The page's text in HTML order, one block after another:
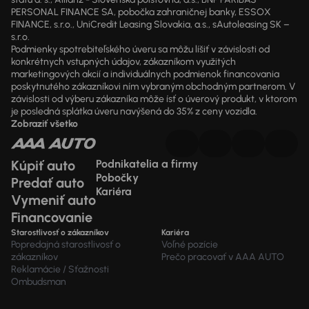
PERSONAL FINANCE SA, pobočka zahraničnej banky, ESSOX
FINANCE, s.r.o., UniCredit Leasing Slovakia, a.s., sAutoleasing SK –
s.r.o.
Podmienky spotrebiteľského úveru sa môžu líšiť v závislosti od
konkrétnych vstupných údajov, zákazníkom využitých
marketingových akcií a individuálnych podmienok financovania
poskytnutého zákazníkovi ním vybraným obchodným partnerom. V
závislosti od výberu zákazníka môže ísť o úverový produkt, v ktorom
je posledná splátka úveru navýšená do 35% z ceny vozidla.
Zobraziť všetko
Kúpiť auto
Predať auto
Vymeniť auto
Financovanie
Podnikatelia a firmy
Pobočky
Kariéra
Starostlivosť o zákazníkov
Popredajná starostlivosť o
zákazníkov
Reklamácie / Sťažnosti
Ombudsman
Kariéra
Voľné pozície
Prečo pracovať v AAA AUTO